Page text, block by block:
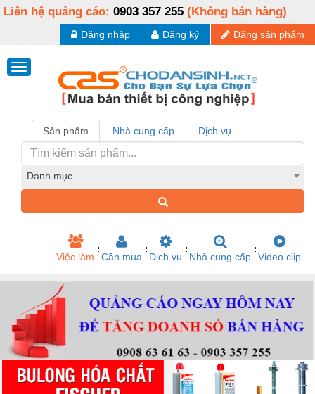
Liên hệ quảng cáo: 0903 357 255 (Không bán hàng)
Đăng sản phẩm
Đăng ký
Đăng nhập
Sản phẩm Nhà cung cấp Dịch vụ
Danh mục
Việc làm Cần mua Dịch vụ Nhà cung cấp Video clip